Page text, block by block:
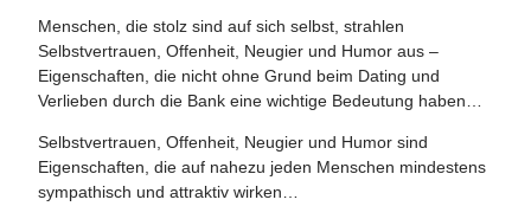
Menschen, die stolz sind auf sich selbst, strahlen
Selbstvertrauen, Offenheit, Neugier und Humor aus –
Eigenschaften, die nicht ohne Grund beim Dating und
Verlieben durch die Bank eine wichtige Bedeutung haben…
Selbstvertrauen, Offenheit, Neugier und Humor sind
Eigenschaften, die auf nahezu jeden Menschen mindestens
sympathisch und attraktiv wirken…